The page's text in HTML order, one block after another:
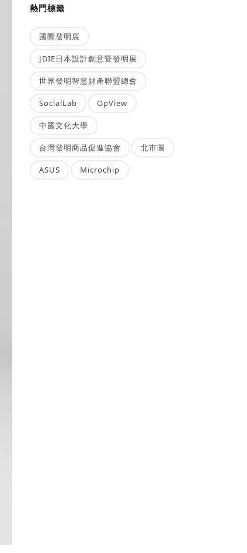
熱門標籤
國際發明展
JDIE日本設計創意暨發明展
世界發明智慧財產聯盟總會
SocialLab OpView
中國文化大學
台灣發明商品促進協會 北市圖
ASUS Microchip